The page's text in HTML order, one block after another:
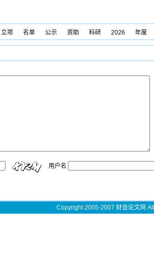
立项 名单 公示 资助 科研 2026 年度
用户名
Copyright 2005-2007 财会论文网